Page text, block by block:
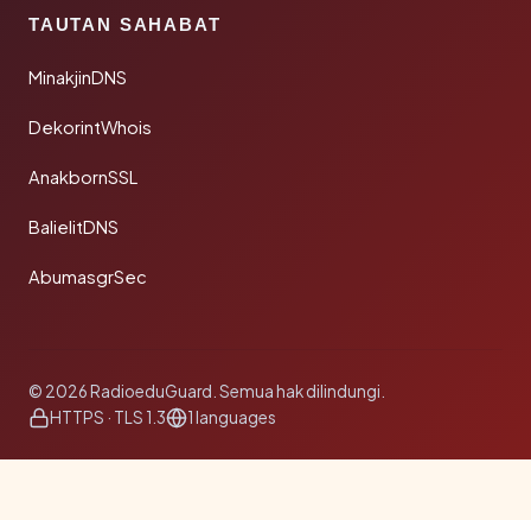
TAUTAN SAHABAT
MinakjinDNS
DekorintWhois
AnakbornSSL
BalielitDNS
AbumasgrSec
© 2026 RadioeduGuard. Semua hak dilindungi.
HTTPS · TLS 1.3
1 languages